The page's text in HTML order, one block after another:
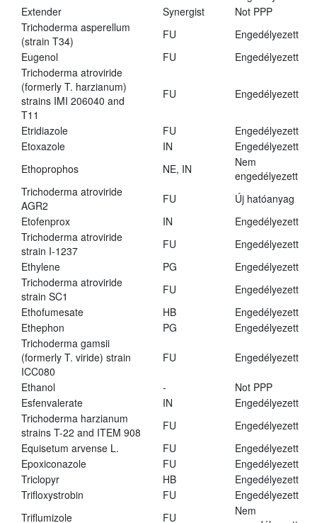
Extender
Synergist
Not PPP
Trichoderma asperellum
(strain T34)
FU
Engedélyezett
Eugenol
FU
Engedélyezett
Trichoderma atroviride
(formerly T. harzianum)
strains IMI 206040 and
T11
FU Engedélyezett
Etridiazole FU
Engedélyezett
Etoxazole
IN
Engedélyezett
Ethoprophos
NE, IN
Nem
engedélyezett
Trichoderma atroviride
AGR2
FU
Új hatóanyag
Etofenprox
IN
Engedélyezett
Trichoderma atroviride
strain I-1237
FU
Engedélyezett
Ethylene
PG
Engedélyezett
Trichoderma atroviride
strain SC1
FU
Engedélyezett
Ethofumesate
HB
Engedélyezett
Ethephon
PG
Engedélyezett
Trichoderma gamsii
(formerly T. viride) strain
ICC080
FU Engedélyezett
Ethanol -
Not PPP
Esfenvalerate
IN
Engedélyezett
Trichoderma harzianum
strains T-22 and ITEM 908
FU
Engedélyezett
Equisetum arvense L.
FU
Engedélyezett
Epoxiconazole
FU
Engedélyezett
Triclopyr
HB
Engedélyezett
Trifloxystrobin
FU
Engedélyezett
Triflumizole
FU
Nem